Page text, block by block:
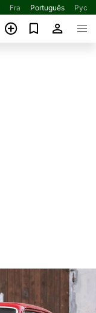
Fra Português Рус